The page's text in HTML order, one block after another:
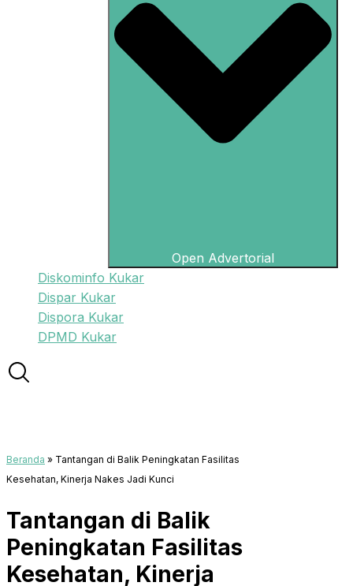
Open Advertorial
Diskominfo Kukar
Dispar Kukar
Dispora Kukar
DPMD Kukar
Beranda » Tantangan di Balik Peningkatan Fasilitas
Kesehatan, Kinerja Nakes Jadi Kunci
Tantangan di Balik
Peningkatan Fasilitas
Kesehatan, Kinerja